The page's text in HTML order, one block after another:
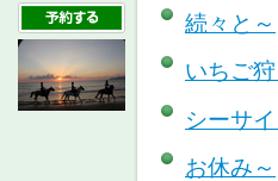
続々と～
いちご
シーサ
お休み～